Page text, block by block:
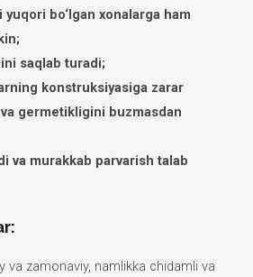
yuqori bo‘lgan xonalarga ham
saqlab turadi;
konstruksiyasiga zarar
germetikligini buzmasdan
va murakkab parvarish talab
va zamonaviy, namlikka chidamli va